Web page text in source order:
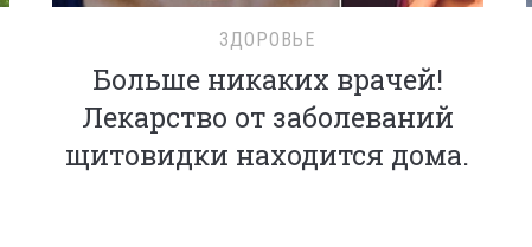
ЗДОРОВЬЕ
Больше никаких врачей!
Лекарство от заболеваний
щитовидки находится дома.